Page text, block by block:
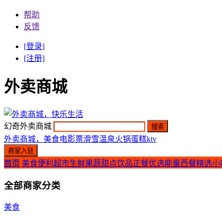
帮助
反馈
[登录]
[注册]
外卖商城
幻奇外卖商城
外卖商城，美食电影票滑雪温泉火锅蛋糕ktv
首页 美食便利超市生鲜果蔬甜点饮品正餐优选能量西餐精选小
全部商家分类
美食